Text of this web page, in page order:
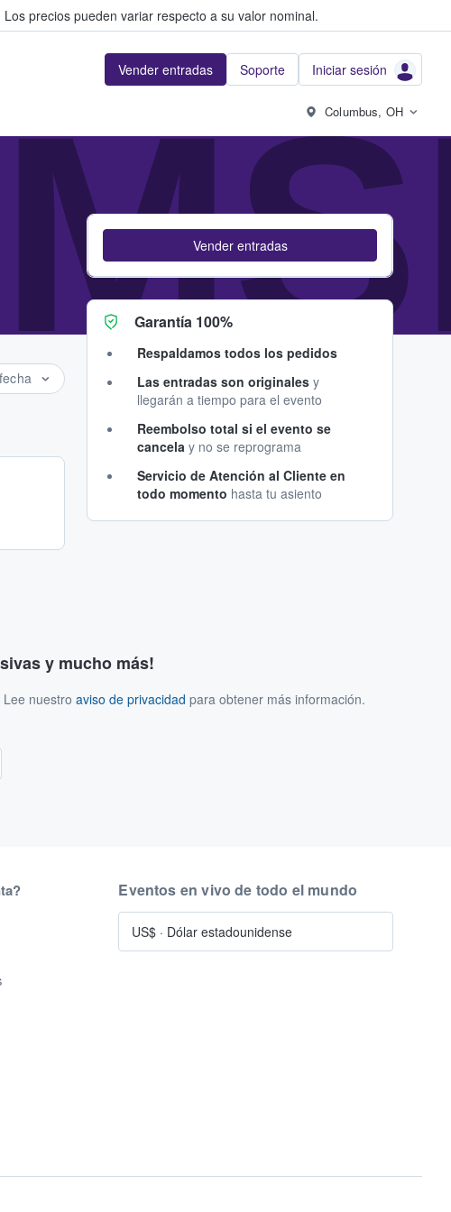
Los precios pueden variar respecto a su valor nominal.
Vender entradas Soporte Iniciar sesión
Columbus, OH
Vender entradas
Garantía 100%
Respaldamos todos los pedidos
Las entradas son originales y
llegarán a tiempo para el evento
Reembolso total si el evento se
cancela y no se reprograma
Servicio de Atención al Cliente en
todo momento hasta tu asiento
y mucho más!
nuestro aviso de privacidad para obtener más información.
Eventos en vivo de todo el mundo
US$ · Dólar estadounidense